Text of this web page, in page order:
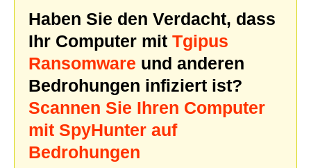
Haben Sie den Verdacht, dass
Ihr Computer mit Tgipus
Ransomware und anderen
Bedrohungen infiziert ist?
Scannen Sie Ihren Computer
mit SpyHunter auf
Bedrohungen